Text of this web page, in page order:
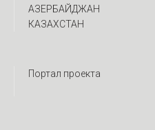
АЗЕРБАЙДЖАН
КАЗАХСТАН
Портал проекта